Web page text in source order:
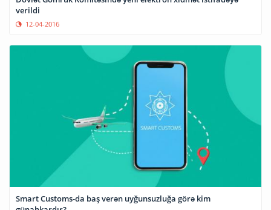
verildi
12-04-2016
Smart Customs-da baş verən uyğunsuzluğa görə kim